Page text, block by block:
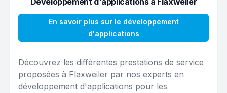
En savoir plus sur le développement
d'applications
Découvrez les différentes prestations de service
proposées à Flaxweiler par nos experts en
développement d'applications pour les